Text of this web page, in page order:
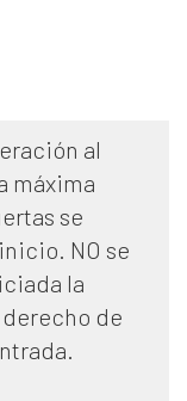
al
máxima
se
NO se
la
de